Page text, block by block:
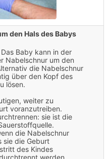
den Hals des Babys
Baby kann in der
Nabelschnur um den
die Nabelschnur
über den Kopf des
lösen.
weiter zu
voranzutreiben.
sie ist die
die Nabelschnur
sie die Geburt
des Kindes
werden.